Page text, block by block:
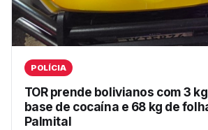
POLÍCIA
TOR prende bolivianos com 3
base de cocaína e 68 kg de
Palmital